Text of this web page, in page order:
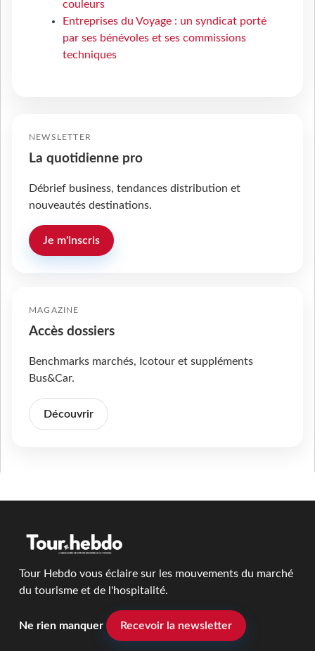
couleurs
Entreprises du Voyage : un syndicat porté
par ses bénévoles et ses commissions
techniques
NEWSLETTER
La quotidienne pro
Débrief business, tendances distribution et
nouveautés destinations.
Je m'inscris
MAGAZINE
Accès dossiers
Benchmarks marchés, Icotour et suppléments
Bus&Car.
Découvrir
Tour Hebdo vous éclaire sur les mouvements du marché
du tourisme et de l'hospitalité.
Ne rien manquer Recevoir la newsletter